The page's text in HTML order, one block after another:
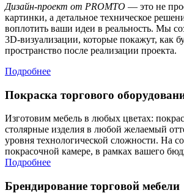
Дизайн-проект от PROMTO — это не
картинки, а детальное техническое
воплотить ваши идеи в реальность. Мы
3D-визуализации, которые покажут, как
пространство после реализации проекта.
Подробнее
Покраска торгового
Изготовим мебель в любых цветах:
столярные изделия в любой желаемый
уровня технологической сложности. На
покрасочной камере, в рамках вашего
Подробнее
Брендирование торговой мебели